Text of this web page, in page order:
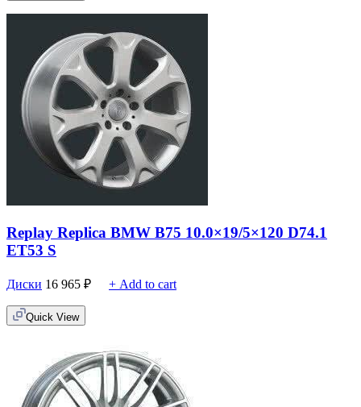
Replay Replica BMW B75 10.0×19/5×120 D74.1
ET53 S
Диски 16 965 ₽ + Add to cart
Quick View